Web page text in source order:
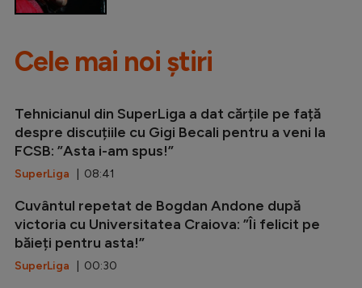
Cele mai noi știri
Tehnicianul din SuperLiga a dat cărțile pe față
despre discuțiile cu Gigi Becali pentru a veni la
FCSB: ”Asta i-am spus!”
SuperLiga | 08:41
Cuvântul repetat de Bogdan Andone după
victoria cu Universitatea Craiova: ”Îi felicit pe
băieți pentru asta!”
SuperLiga | 00:30